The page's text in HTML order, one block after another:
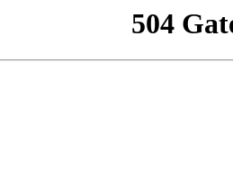
504